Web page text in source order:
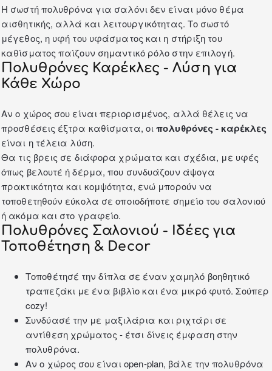
Η σωστή πολυθρόνα για σαλόνι δεν είναι μόνο θέμα
αισθητικής, αλλά και λειτουργικότητας. Το σωστό
μέγεθος, η υφή του υφάσματος και η στήριξη του
καθίσματος παίζουν σημαντικό ρόλο στην επιλογή.
Πολυθρόνες Καρέκλες - Λύση για
Κάθε Χώρο
Αν ο χώρος σου είναι περιορισμένος, αλλά θέλεις να
προσθέσεις έξτρα καθίσματα, οιπολυθρόνες - καρέκλες
είναι η τέλεια λύση.
Θα τις βρεις σε διάφορα χρώματα και σχέδια, με υφές
όπως βελουτέ ή δέρμα, που συνδυάζουν άψογα
πρακτικότητα και κομψότητα, ενώ μπορούν να
τοποθετηθούν εύκολα σε οποιοδήποτε σημείο του σαλονιού
ή ακόμα και στο γραφείο.
Πολυθρόνες Σαλονιού - Ιδέες για
Τοποθέτηση & Decor
Τοποθέτησέ την δίπλα σε έναν χαμηλό βοηθητικό
τραπεζάκιμε ένα βιβλίο και ένα μικρό φυτό. Σούπερ
cozy!
Συνδύασέ την με μαξιλάρια και ριχτάρι σε
αντίθεση χρώματος - έτσι δίνεις έμφαση στην
πολυθρόνα.
Αν ο χώρος σου είναι open‑plan, βάλε την πολυθρόνα